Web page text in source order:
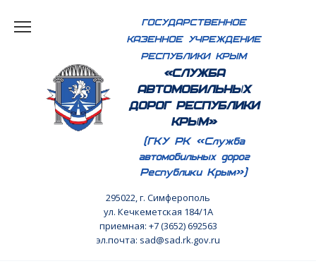
ГОСУДАРСТВЕННОЕ
КАЗЕННОЕ УЧРЕЖДЕНИЕ
РЕСПУБЛИКИ КРЫМ
«СЛУЖБА
АВТОМОБИЛЬНЫХ
ДОРОГ РЕСПУБЛИКИ
КРЫМ»
(ГКУ РК «Служба
автомобильных дорог
Республики Крым»)
295022, г. Симферополь
ул. Кечкеметская 184/1А
приемная: +7 (3652) 692563
эл.почта: sad@sad.rk.gov.ru